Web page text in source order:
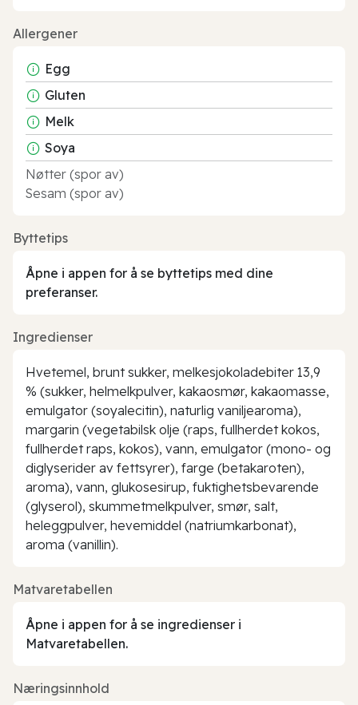
Allergener
Egg
Gluten
Melk
Soya
Nøtter (spor av)
Sesam (spor av)
Byttetips
Åpne i appen for å se byttetips med dine
preferanser.
Ingredienser
Hvetemel, brunt sukker, melkesjokoladebiter 13,9
% (sukker, helmelkpulver, kakaosmør, kakaomasse,
emulgator (soyalecitin), naturlig vaniljearoma),
margarin (vegetabilsk olje (raps, fullherdet kokos,
fullherdet raps, kokos), vann, emulgator (mono- og
diglyserider av fettsyrer), farge (betakaroten),
aroma), vann, glukosesirup, fuktighetsbevarende
(glyserol), skummetmelkpulver, smør, salt,
heleggpulver, hevemiddel (natriumkarbonat),
aroma (vanillin).
Matvaretabellen
Åpne i appen for å se ingredienser i
Matvaretabellen.
Næringsinnhold